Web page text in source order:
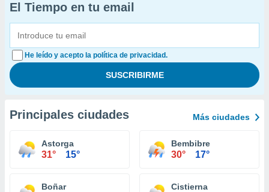
El Tiempo en tu email
He leído y acepto la política de privacidad.
Principales ciudades Más ciudades
Astorga
31° 15°
Bembibre
30° 17°
Boñar Cistierna